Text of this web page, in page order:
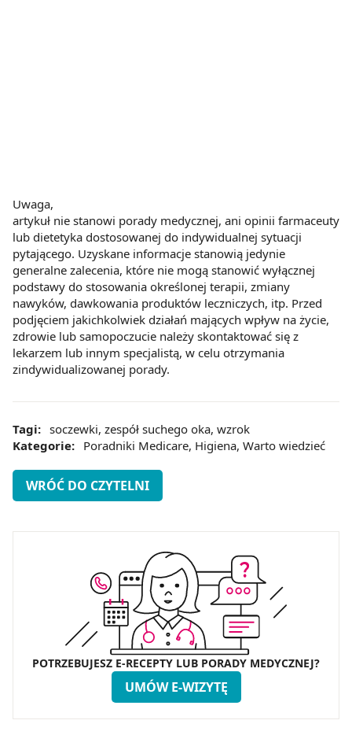
Uwaga,
artykuł nie stanowi porady medycznej, ani opinii farmaceuty
lub dietetyka dostosowanej do indywidualnej sytuacji
pytającego. Uzyskane informacje stanowią jedynie
generalne zalecenia, które nie mogą stanowić wyłącznej
podstawy do stosowania określonej terapii, zmiany
nawyków, dawkowania produktów leczniczych, itp. Przed
podjęciem jakichkolwiek działań mających wpływ na życie,
zdrowie lub samopoczucie należy skontaktować się z
lekarzem lub innym specjalistą, w celu otrzymania
zindywidualizowanej porady.
Tagi: soczewki, zespół suchego oka, wzrok
Kategorie: Poradniki Medicare, Higiena, Warto wiedzieć
WRÓĆ DO CZYTELNI
POTRZEBUJESZ E-RECEPTY LUB PORADY MEDYCZNEJ?
UMÓW E-WIZYTĘ